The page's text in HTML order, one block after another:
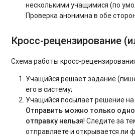
несколькими учащимися (по
Проверка анонимна в обе
Кросс-рецензирование
Схема работы кросс-
Учащийся решает задание
его в систему;
Учащийся посылает решение
Отправить можно только
отправку нельзя! Следите за
отправляете и открывается ли